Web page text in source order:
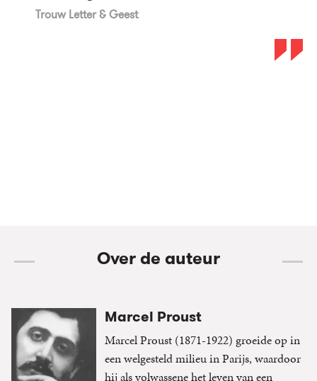
Trouw Letter & Geest
Over de auteur
Marcel Proust
Marcel Proust (1871-1922) groeide op in
een welgesteld milieu in Parijs, waardoor
hij als volwassene het leven van een